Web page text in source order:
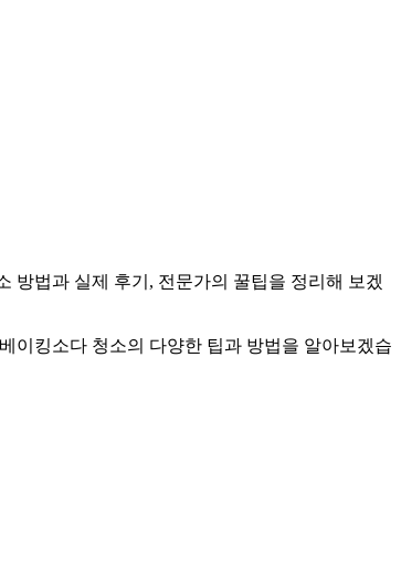
방법과 실제 후기, 전문가의 꿀팁을 정리해 보겠
이킹소다 청소의 다양한 팁과 방법을 알아보겠습